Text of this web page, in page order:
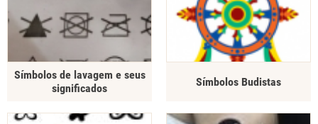
Símbolos de lavagem e seus
significados
Símbolos Budistas